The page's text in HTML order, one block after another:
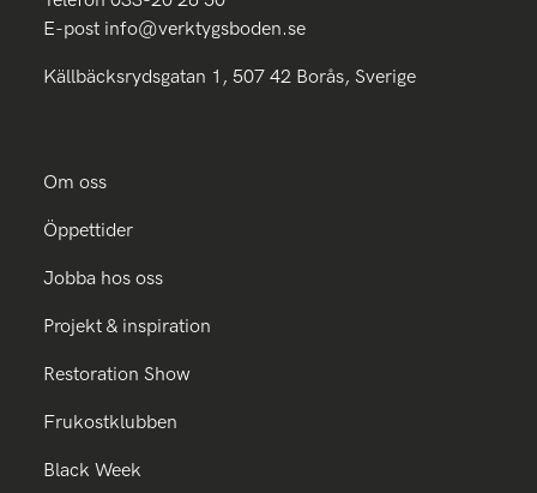
E-post info@verktygsboden.se
Källbäcksrydsgatan 1, 507 42 Borås, Sverige
Om oss
Öppettider
Jobba hos oss
Projekt & inspiration
Restoration Show
Frukostklubben
Black Week